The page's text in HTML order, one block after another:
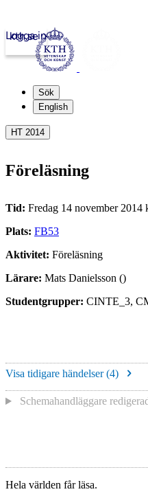
kth.se
Logga in
Sök
English
HT 2014
Föreläsning
Tid: Fredag 14 november 2014
Plats: FB53
Aktivitet: Föreläsning
Lärare: Mats Danielsson ()
Studentgrupper: CINTE_3,
Visa tidigare händelser (4)
Schemahandläggare
Hela världen får läsa.